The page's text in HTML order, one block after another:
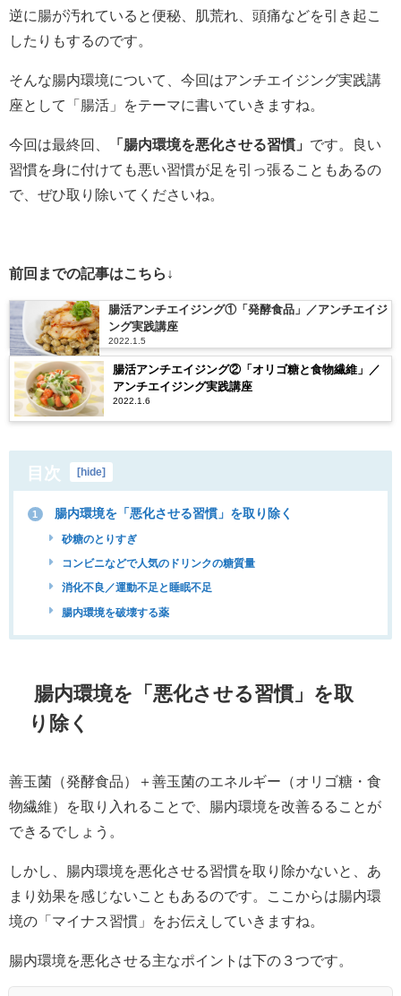
逆に腸が汚れていると便秘、肌荒れ、頭痛などを引き起こ
したりもするのです。
そんな腸内環境について、今回はアンチエイジング実践講
座として「腸活」をテーマに書いていきますね。
今回は最終回、 「腸内環境を悪化させる習慣」 です。良い
習慣を身に付けても悪い習慣が足を引っ張ることもあるの
で、ぜひ取り除いてくださいね。
前回までの記事はこちら↓
腸活アンチエイジング①「発酵食品」／アンチエイジ
ング実践講座
2022.1.5
腸活アンチエイジング②「オリゴ糖と食物繊維」／
アンチエイジング実践講座
2022.1.6
目次 [hide]
1 腸内環境を「悪化させる習慣」を取り除く
砂糖のとりすぎ
コンビニなどで人気のドリンクの糖質量
消化不良／運動不足と睡眠不足
腸内環境を破壊する薬
腸内環境を「悪化させる習慣」を取
り除く
善玉菌（発酵食品）＋善玉菌のエネルギー（オリゴ糖・食
物繊維）を取り入れることで、腸内環境を改善るることが
できるでしょう。
しかし、腸内環境を悪化させる習慣を取り除かないと、あ
まり効果を感じないこともあるのです。ここからは腸内環
境の 「マイナス習慣」 をお伝えしていきますね。
腸内環境を悪化させる主なポイントは下の３つです。